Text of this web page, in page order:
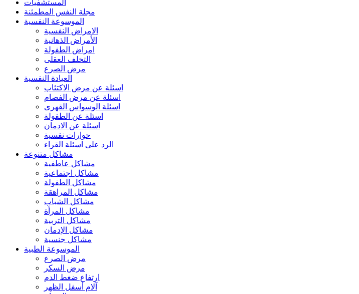
المستشفيات
مجلة النفس المطمئنة
الموسوعة النفسية
الامراض النفسية
الأمراض الذهانية
امراض الطفولة
التخلف العقلى
مرض الصرع
العيادة النفسية
اسئلة عن مرض الاكتئاب
اسئلة عن مرض الفصام
اسئلة الوسواس القهرى
اسئلة عن الطفولة
اسئلة عن الادمان
حوارات نفسية
الرد على اسئلة القراء
مشاكل متنوعة
مشاكل عاطفية
مشاكل اجتماعية
مشاكل الطفولة
مشاكل المراهقة
مشاكل الشباب
مشاكل المرأة
مشاكل التربية
مشاكل الإدمان
مشاكل جنسية
الموسوعة الطبية
مرض الصرع
مرض السكر
ارتفاع ضغط الدم
آلام أسفل الظهر